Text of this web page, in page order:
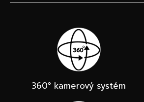
360° kamerový systém